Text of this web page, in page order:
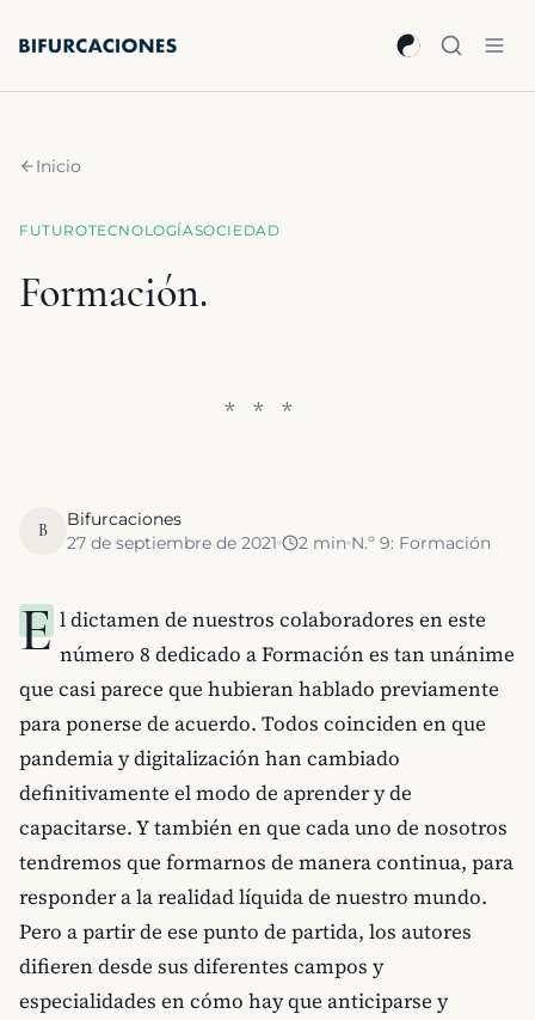
Inicio
FUTUROTECNOLOGÍASOCIEDAD
Formación.
B
Bifurcaciones
27 de septiembre de 2021
2 min N.º 9: Formación
E l dictamen de nuestros colaboradores en este
número 8 dedicado a Formación es tan unánime
que casi parece que hubieran hablado previamente
para ponerse de acuerdo. Todos coinciden en que
pandemia y digitalización han cambiado
definitivamente el modo de aprender y de
capacitarse. Y también en que cada uno de nosotros
tendremos que formarnos de manera continua, para
responder a la realidad líquida de nuestro mundo.
Pero a partir de ese punto de partida, los autores
difieren desde sus diferentes campos y
especialidades en cómo hay que anticiparse y